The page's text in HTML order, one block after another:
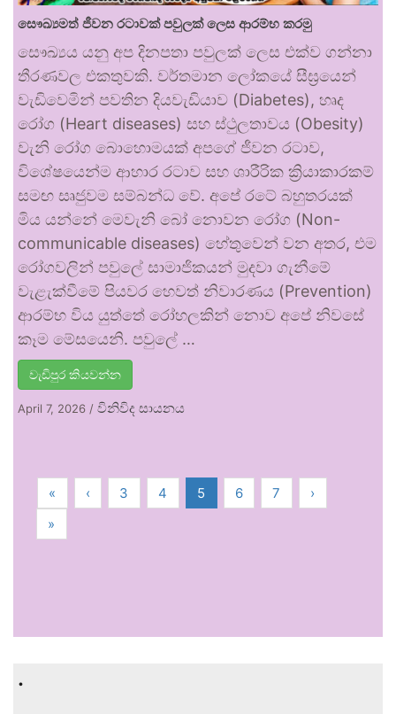
සෞඛ්‍යමත් ජීවන රටාවක් පවුලක් ලෙස ආරම්භ කරමු
සෞඛ්‍යය යනු අප දිනපතා පවුලක් ලෙස එක්ව ගන්නා
තීරණවල එකතුවකි. වර්තමාන ලෝකයේ සීඝ්‍රයෙන්
වැඩිවෙමින් පවතින දියවැඩියාව (Diabetes), හෘද
රෝග (Heart diseases) සහ ස්ථුලතාවය (Obesity)
වැනි රෝග බොහොමයක් අපගේ ජීවන රටාව,
විශේෂයෙන්ම ආහාර රටාව සහ ශාරීරික ක්‍රියාකාරකම්
සමඟ සෘජුවම සම්බන්ධ වේ. අපේ රටේ බහුතරයක්
මිය යන්නේ මෙවැනි බෝ නොවන රෝග (Non-
communicable diseases) හේතුවෙන් වන අතර, එම
රෝගවලින් පවුලේ සාමාජිකයන් මුදවා ගැනීමේ
වැළැක්වීමේ පියවර හෙවත් නිවාරණය (Prevention)
ආරම්භ විය යුත්තේ රෝහලකින් නොව අපේ නිවසේ
කෑම මේසයෙනි. පවුලේ …
වැඩිපුර කියවන්න
April 7, 2026 / විනිවිද සායනය
« ‹ 3 4 5 6 7
›
»
.